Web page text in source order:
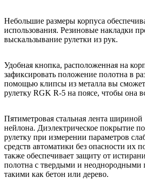
Небольшие размеры корпуса
использования. Резиновые накладки
выскальзывание рулетки из рук.
Удобная кнопка, расположенная на
зафиксировать положение полотна в
помощью клипсы из металла вы
рулетку RGK R-5 на поясе, чтобы она
Пятиметровая стальная лента
нейлона. Диэлектрическое покрытие
рулетку при измерении параметров
средств автоматики без опасности их
также обеспечивает защиту от
полотна с твердыми и неоднородными
такими как бетон или дерево.